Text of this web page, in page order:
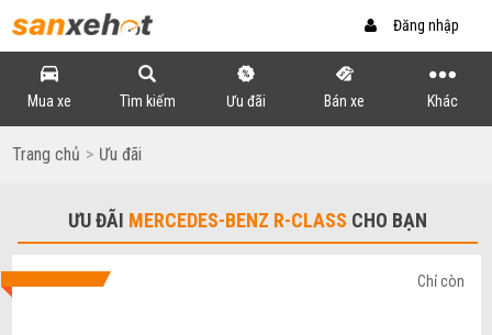
Đăng nhập
Mua xe Tìm kiếm Ưu đãi Bán xe Khác
Trang chủ Ưu đãi
ƯU ĐÃI MERCEDES-BENZ R-CLASS CHO BẠN
Chỉ còn